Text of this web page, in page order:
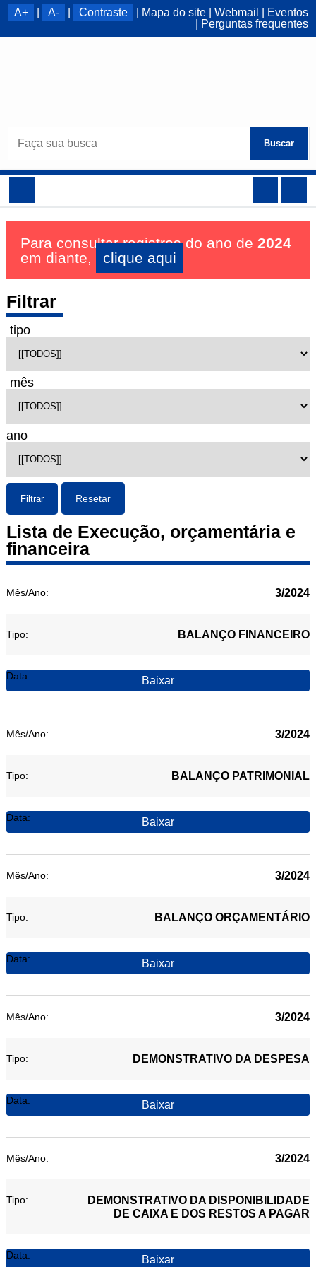
A+ A- Contraste Mapa do site| Webmail
Eventos
Perguntas frequentes
Buscar
Para consultar registros do ano de 2024
em diante,
clique aqui
Filtrar
tipo
mês
ano
Filtrar Resetar
Lista de Execução, orçamentária e
financeira
3/2024
BALANÇO FINANCEIRO
Baixar
3/2024
BALANÇO PATRIMONIAL
Baixar
3/2024
BALANÇO ORÇAMENTÁRIO
Baixar
3/2024
DEMONSTRATIVO DA DESPESA
Baixar
3/2024
DEMONSTRATIVO DA DISPONIBILIDADE
DE CAIXA E DOS RESTOS A PAGAR
Baixar